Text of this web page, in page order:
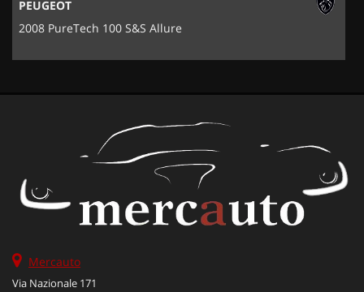
PEUGEOT
2008 PureTech 100 S&S Allure
Mercauto
Via Nazionale 171